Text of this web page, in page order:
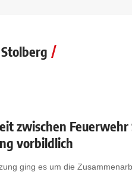
zwischen
vorbildlich
ging es um die